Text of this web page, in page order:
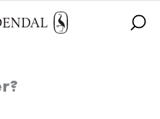
en bil